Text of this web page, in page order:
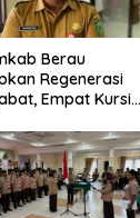
Berau
Regenerasi
Empat Kursi